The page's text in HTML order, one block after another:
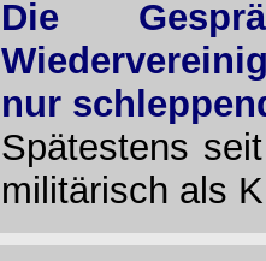
Die
nur
Spätestens
militärisch als